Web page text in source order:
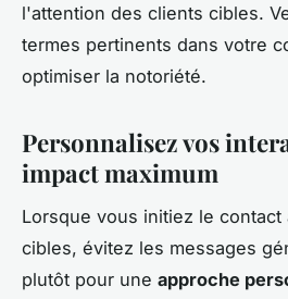
l'attention des clients cibles.
termes pertinents dans votre
optimiser la notoriété.
Personnalisez vos
impact maximum
Lorsque vous initiez le
cibles, évitez les messages
plutôt pour une approche